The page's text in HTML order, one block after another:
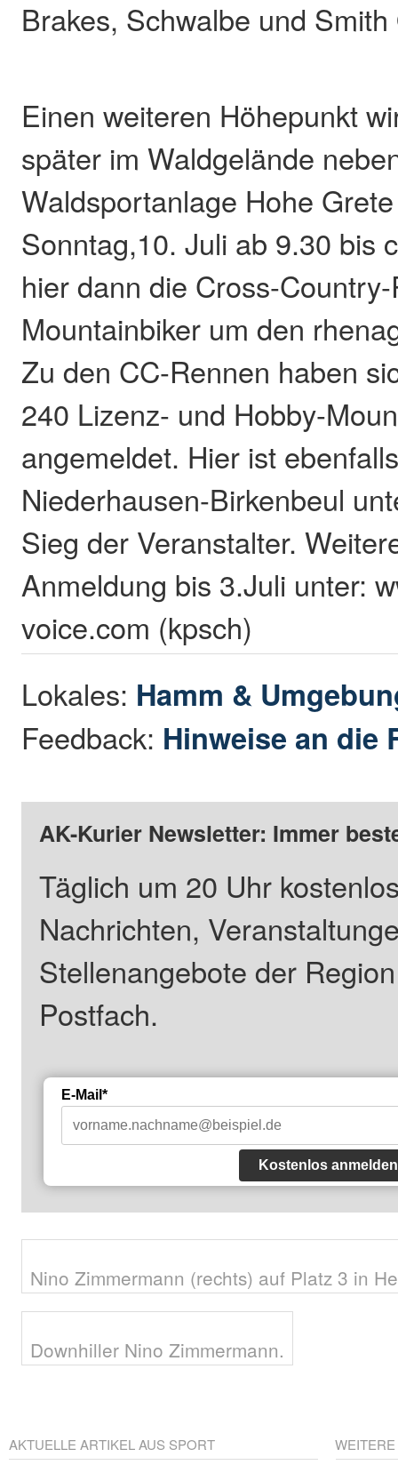
Brakes, Schwalbe und
Einen weiteren Höhepunkt
später im Waldgelände
Waldsportanlage Hohe
Sonntag,10. Juli ab 9.30 bis
hier dann die Cross-
Mountainbiker um den
Zu den CC-Rennen haben
240 Lizenz- und Hobby-
angemeldet. Hier ist
Niederhausen-Birkenbeul
Sieg der Veranstalter.
Anmeldung bis 3.Juli unter:
voice.com (kpsch)
Lokales: Hamm &
Feedback: Hinweise an die
AK-Kurier Newsletter: Immer
Täglich um 20 Uhr
Nachrichten,
Stellenangebote der
Postfach.
E-Mail*
Kostenlos anmelden
Nino Zimmermann (rechts) auf Platz 3 in
Downhiller Nino Zimmermann.
AKTUELLE ARTIKEL AUS SPORT